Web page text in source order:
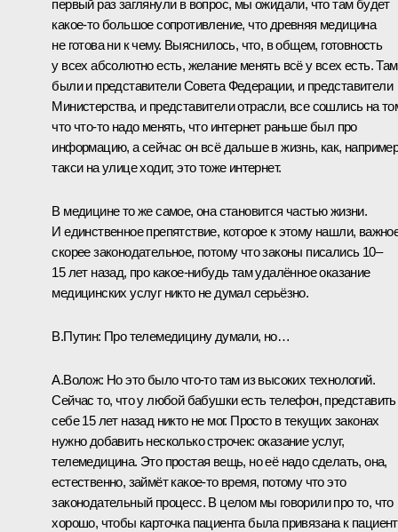
первый раз заглянули в вопрос, мы ожидали, что там будет
какое‑то большое сопротивление, что древняя медицина
не готова ни к чему. Выяснилось, что, в общем, готовность
у всех абсолютно есть, желание менять всё у всех есть. Там
были и представители Совета Федерации, и представители
Министерства, и представители отрасли, все сошлись на
что что‑то надо менять, что интернет раньше был про
информацию, а сейчас он всё дальше в жизнь, как,
такси на улице ходит, это тоже интернет.
В медицине то же самое, она становится частью жизни.
И единственное препятствие, которое к этому нашли,
скорее законодательное, потому что законы писались 10–
15 лет назад, про какое‑нибудь там удалённое оказание
медицинских услуг никто не думал серьёзно.
В.Путин: Про телемедицину думали, но…
А.Волож: Но это было что‑то там из высоких технологий.
Сейчас то, что у любой бабушки есть телефон, представить
себе 15 лет назад никто не мог. Просто в текущих законах
нужно добавить несколько строчек: оказание услуг,
телемедицина. Это простая вещь, но её надо сделать, она,
естественно, займёт какое‑то время, потому что это
законодательный процесс. В целом мы говорили про то, что
хорошо, чтобы карточка пациента была привязана к